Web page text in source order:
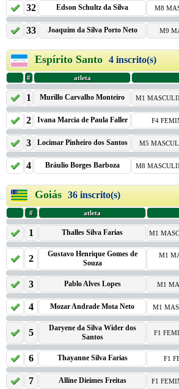
32 Edson Schultz da Silva M8
33 Joaquim da Silva Porto Neto M9
Espírito Santo 4 inscrito(s)
# atleta
1 Murillo Carvalho Monteiro M1
2 Ivana Marcia de Paula Faller F4
3 Locimar Pinheiro dos Santos M5
4 Bráulio Borges Barboza M8
Goiás 36 inscrito(s)
# atleta
1 Thalles Silva Farias M1
2
Gustavo Henrique Gomes de
Souza
M1
3 Pablo Alves Lopes M1
4 Mozar Andrade Mota Neto M1
5
Daryene da Silva Wider dos
Santos
F1
6 Thayanne Silva Farias F1
7 Alline Dieimes Freitas F1